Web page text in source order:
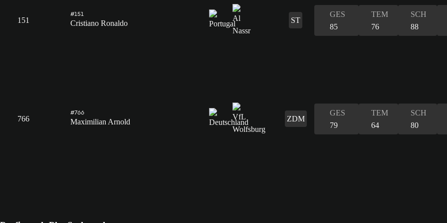
151
#151
Cristiano Ronaldo ST
GES
85
TEM
76
SCH
88
766
#766
Maximilian Arnold ZDM
GES
79
TEM
64
SCH
80